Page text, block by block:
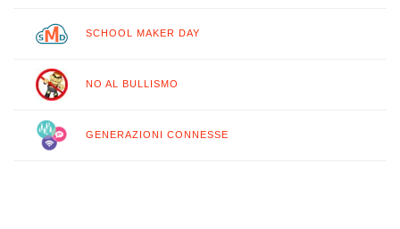
SCHOOL MAKER DAY
NO AL BULLISMO
GENERAZIONI CONNESSE